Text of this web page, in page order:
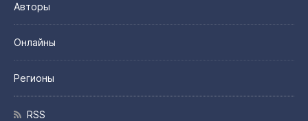
Авторы
Онлайны
Регионы
RSS